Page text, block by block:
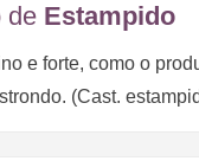
de Estampido
e forte, como o
(Cast.